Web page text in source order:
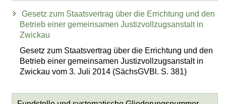
Gesetz zum Staatsvertrag über die Errichtung und den
Betrieb einer gemeinsamen Justizvollzugsanstalt in
Zwickau
Gesetz zum Staatsvertrag über die Errichtung und den
Betrieb einer gemeinsamen Justizvollzugsanstalt in
Zwickau vom 3. Juli 2014 (SächsGVBl. S. 381)